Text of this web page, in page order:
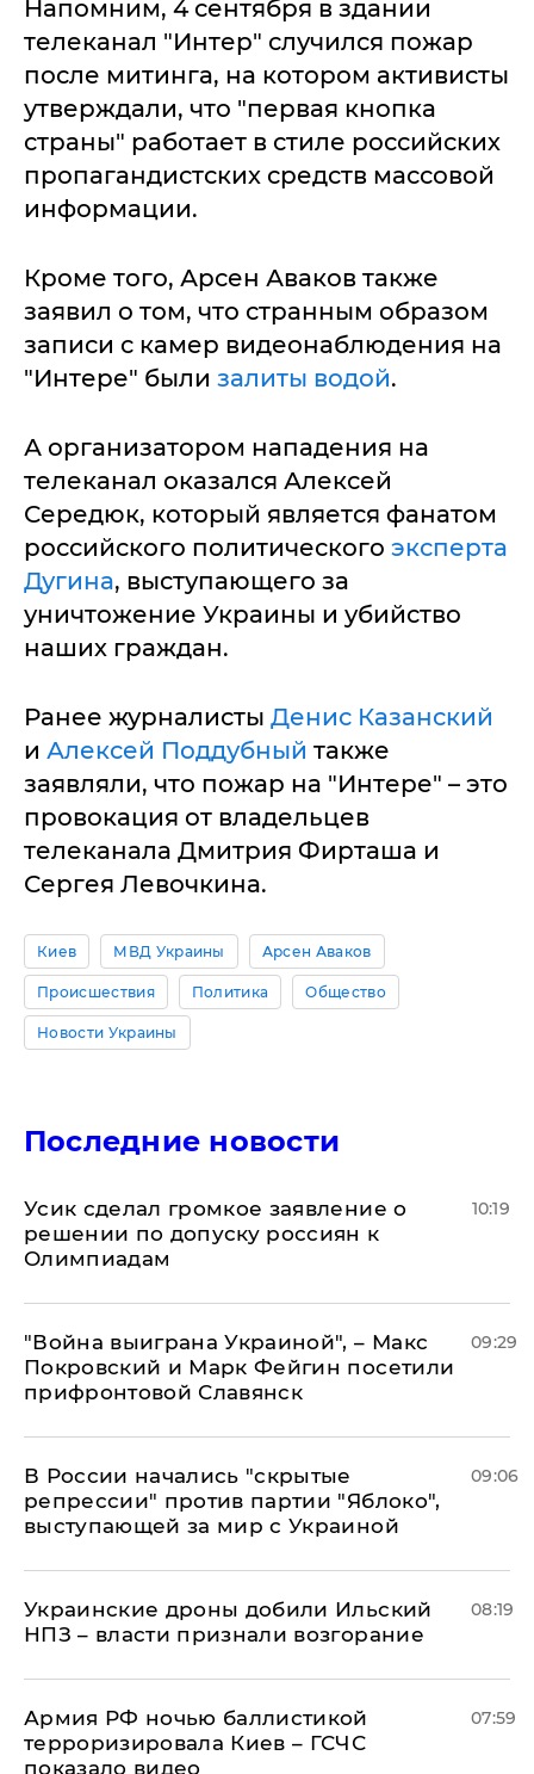
Напомним, 4 сентября в здании
телеканал "Интер" случился пожар
после митинга, на котором активисты
утверждали, что "первая кнопка
страны" работает в стиле российских
пропагандистских средств массовой
информации.
Кроме того, Арсен Аваков также
заявил о том, что странным образом
записи с камер видеонаблюдения на
"Интере" были залиты водой.
А организатором нападения на
телеканал оказался Алексей
Середюк, который является фанатом
российского политического эксперта
Дугина, выступающего за
уничтожение Украины и убийство
наших граждан.
Ранее журналисты Денис Казанский
и Алексей Поддубный также
заявляли, что пожар на "Интере" – это
провокация от владельцев
телеканала Дмитрия Фирташа и
Сергея Левочкина.
Киев МВД Украины Арсен Аваков
Происшествия Политика Общество
Новости Украины
Последние новости
Усик сделал громкое заявление о
решении по допуску россиян к
Олимпиадам
10:19
"Война выиграна Украиной", – Макс
Покровский и Марк Фейгин посетили
прифронтовой Славянск
09:29
В России начались "скрытые
репрессии" против партии "Яблоко",
выступающей за мир с Украиной
09:06
Украинские дроны добили Ильский
НПЗ – власти признали возгорание
08:19
Армия РФ ночью баллистикой
терроризировала Киев – ГСЧС
показало видео
07:59